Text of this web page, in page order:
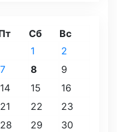
Сб Вс
1
2
7 8
9
14 15
16
21 22
23
28 29
30